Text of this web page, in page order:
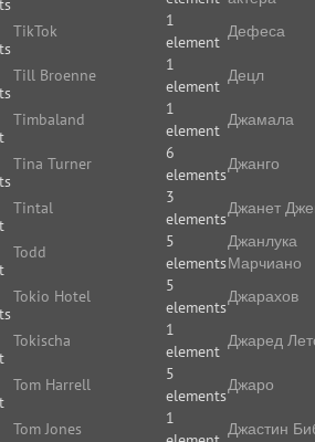
TikTok
1
element
Till Broenne
1
element
Timbaland
1
element
Tina Turner
6
elements
Tintal
3
elements
Todd
5
elements
Tokio Hotel
5
elements
Tokischa
1
element
Tom Harrell
5
elements
Tom Jones
1
Дефеса
Децл
Джамала
Джанго
Джанет
Джанлука
Марчиано
Джарахов
Джаред
Джаро
Джастин